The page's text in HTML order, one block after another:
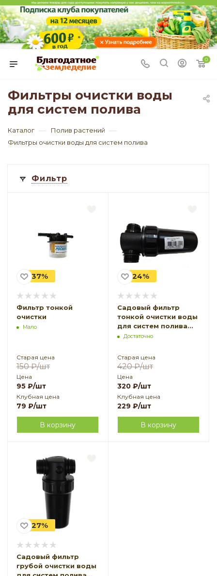
0
Фильтры очистки воды
для систем полива
Каталог — Полив растений —
Фильтры очистки воды для систем полива
Фильтр
-37%
Фильтр тонкой
очистки
Мало
Старая цена
150₽/шт
Цена
95 ₽/шт
Клубная цена
79 ₽/шт
В корзину
-24%
Садовый фильтр
тонкой очистки воды
для систем полива
ФОВ-125 сетчатый
Достаточно
Старая цена
420₽/шт
Цена
320 ₽/шт
Клубная цена
229 ₽/шт
В корзину
-27%
Садовый фильтр
грубой очистки воды